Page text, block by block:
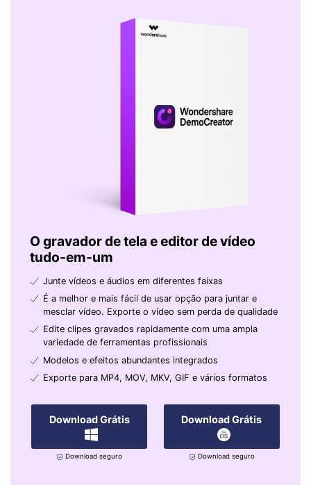
O gravador de tela e editor de vídeo
tudo-em-um
Junte vídeos e áudios em diferentes faixas
É a melhor e mais fácil de usar opção para juntar e
mesclar vídeo. Exporte o vídeo sem perda de qualidade
Edite clipes gravados rapidamente com uma ampla
variedade de ferramentas profissionais
Modelos e efeitos abundantes integrados
Exporte para MP4, MOV, MKV, GIF e vários formatos
Download Grátis
Download seguro
Download Grátis
Download seguro